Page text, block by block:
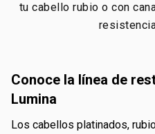
tu cabello rubio o con
conoce la línea de restauración de cabello
Lumina
los cabellos platinados, rubios y grises exigen cuidados